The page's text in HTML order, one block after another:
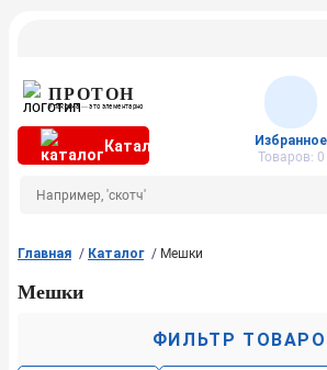
ПРОТОН
Упаковка — это элементарно
Каталог
Избранное
Товаров: 0
Главная Каталог Мешки
Мешки
ФИЛЬТР